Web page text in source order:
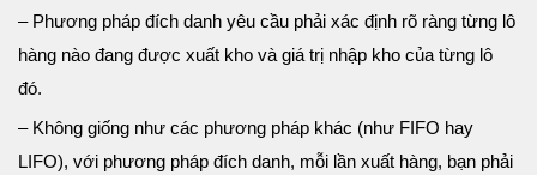
– Phương pháp đích danh yêu cầu phải xác định rõ ràng từng lô
hàng nào đang được xuất kho và giá trị nhập kho của từng lô
đó.
– Không giống như các phương pháp khác (như FIFO hay
LIFO), với phương pháp đích danh, mỗi lần xuất hàng, bạn phải